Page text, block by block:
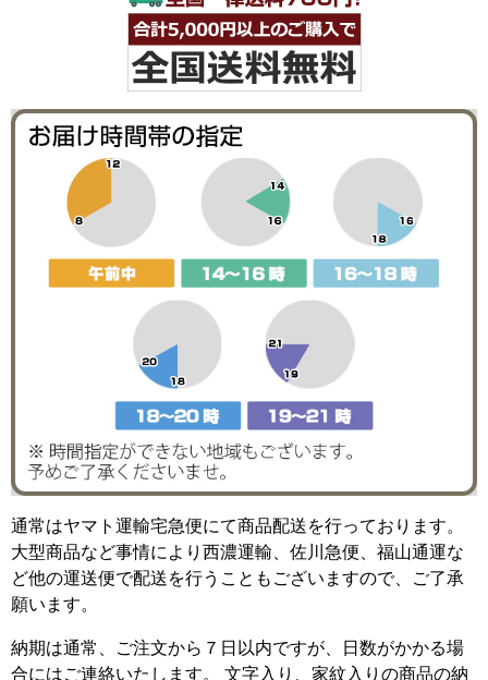
通常はヤマト運輸宅急便にて商品配送を行っております。
大型商品など事情により西濃運輸、佐川急便、福山通運な
ど他の運送便で配送を行うこともございますので、ご了承
願います。
納期は通常、ご注文から７日以内ですが、日数がかかる場
合にはご連絡いたします。 文字入り、家紋入りの商品の納